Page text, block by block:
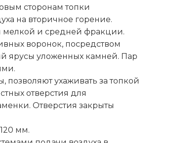
сторонам топки
на вторичное горение.
мелкой и средней фракции.
воронок, посредством
ярусы уложенных камней. Пар
ухаживать за топкой
отверстия для
Отверстия закрыты
мм.